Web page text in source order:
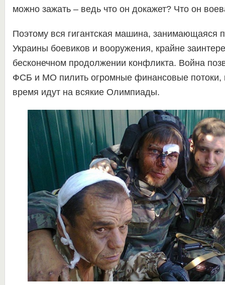
можно зажать – ведь что он докажет? Что он
Поэтому вся гигантская машина, занимающаяся
Украины боевиков и вооружения, крайне
бесконечном продолжении конфликта. Война
ФСБ и МО пилить огромные финансовые потоки,
время идут на всякие Олимпиады.